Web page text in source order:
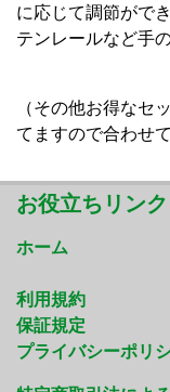
に応じて調節がで
テンレールなど手
（その他お得なセ
てますので合わせ
お役立ちリンク
ホーム
利用規約
保証規定
プライバシーポリ